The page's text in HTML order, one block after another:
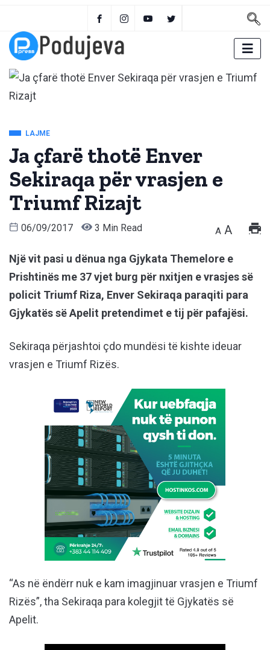
LAJME
Ja çfarë thotë Enver
Sekiraqa për vrasjen e
Triumf Rizajt
06/09/2017 3 Min Read A A
Një vit pasi u dënua nga Gjykata Themelore e
Prishtinës me 37 vjet burg për nxitjen e vrasjes së
policit Triumf Riza, Enver Sekiraqa paraqiti para
Gjykatës së Apelit pretendimet e tij për pafajësi.
Sekiraqa përjashtoi çdo mundësi të kishte ideuar
vrasjen e Triumf Rizës.
“As në ëndërr nuk e kam imagjinuar vrasjen e Triumf
Rizës”, tha Sekiraqa para kolegjit të Gjykatës së
Apelit.